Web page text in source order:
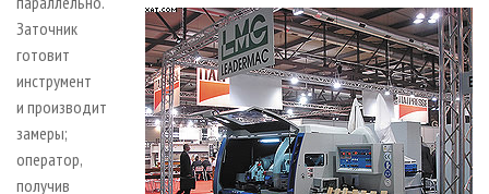
Заточник
готовит
инструмент
и производит
замеры;
оператор,
получив